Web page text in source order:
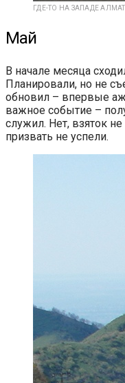
ГДЕ-ТО НА ЗАПАДЕ
Май
В начале месяца
Планировали, но не
обновил – впервые аж
важное событие –
служил. Нет, взяток
призвать не успели.